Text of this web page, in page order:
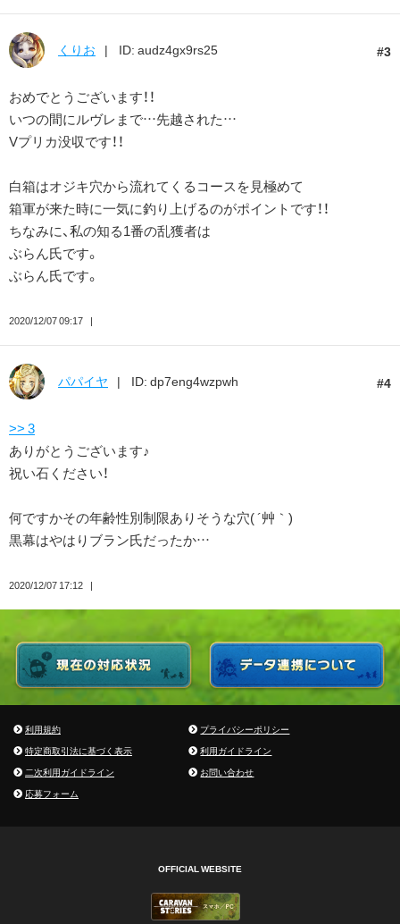
3
くりお ID: audz4gx9rs25
おめでとうございます！！
いつの間にルヴレまで…先越された…
Vプリカ没収です！！
白箱はオジキ穴から流れてくるコースを見極めて
箱軍が来た時に一気に釣り上げるのがポイントです！！
ちなみに、私の知る1番の乱獲者は
ぶらん氏です。
ぶらん氏です。
2020/12/07 09:17
4
パパイヤ ID: dp7eng4wzpwh
>> 3
ありがとうございます♪
祝い石ください！
何ですかその年齢性別制限ありそうな穴( ´艸｀)
黒幕はやはりブラン氏だったか…
2020/12/07 17:12
利用規約
プライバシーポリシー
特定商取引法に基づく表示
利用ガイドライン
二次利用ガイドライン
お問い合わせ
応募フォーム
OFFICIAL WEBSITE